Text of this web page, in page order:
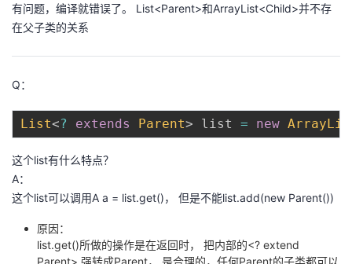
有问题，编译就错误了。 List<Parent>和ArrayList<Child>并不存
在父子类的关系
Q：
List<? extends Parent> list = new
这个list有什么特点？
A：
这个list可以调用A a = list.get()， 但是不能list.add(new Parent())
原因：
list.get()所做的操作是在返回时， 把内部的<? extend
Parent> 强转成Parent， 是合理的，任何Parent的子类都可以